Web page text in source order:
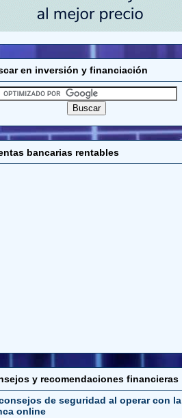
en inversión y financiación
bancarias rentables
y recomendaciones financieras
de seguridad al operar con la
online